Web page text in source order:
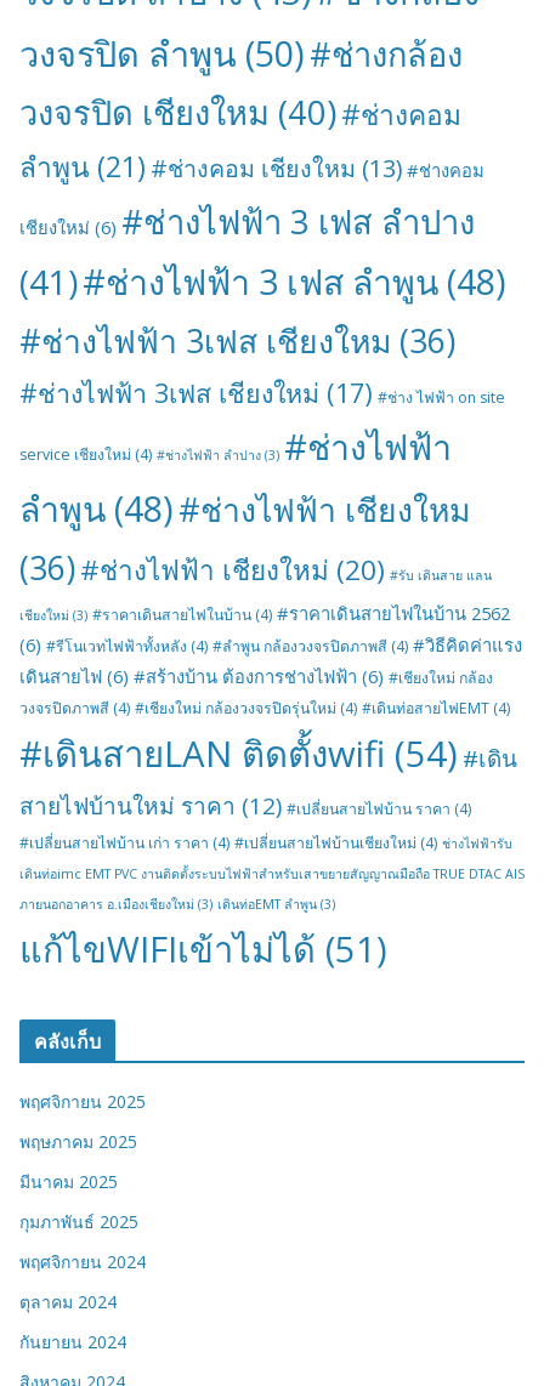
วงจรปิด ลำพูน (50)#ช่างกล้อง
วงจรปิด เชียงใหม (40)#ช่างคอม
ลำพูน (21) #ช่างคอม เชียงใหม (13) #ช่างคอม
เชียงใหม่ (6) #ช่างไฟฟ้า 3 เฟส ลำปาง
(41)#ช่างไฟฟ้า 3 เฟส ลำพูน (48)
#ช่างไฟฟ้า 3เฟส เชียงใหม (36)
#ช่างไฟฟ้า 3เฟส เชียงใหม่ (17) #ช่าง ไฟฟ้า on site
service เชียงใหม่ (4) #ช่างไฟฟ้า ลำปาง (3) #ช่างไฟฟ้า
ลำพูน (48)#ช่างไฟฟ้า เชียงใหม
(36)#ช่างไฟฟ้า เชียงใหม่ (20) #รับ เดินสาย แลน
เชียงใหม่ (3) #ราคาเดินสายไฟในบ้าน (4) #ราคาเดินสายไฟในบ้าน 2562
(6) #รีโนเวทไฟฟ้าทั้งหลัง (4) #ลำพูน กล้องวงจรปิดภาพสี (4) #วิธีคิดค่าแรง
เดินสายไฟ (6) #สร้างบ้าน ต้องการช่างไฟฟ้า (6) #เชียงใหม่ กล้อง
วงจรปิดภาพสี (4) #เชียงใหม่ กล้องวงจรปิดรุ่นใหม่ (4) #เดินท่อสายไฟEMT (4)
#เดินสายLAN ติดตั้งwifi (54) #เดิน
สายไฟบ้านใหม่ ราคา (12) #เปลี่ยนสายไฟบ้าน ราคา (4)
#เปลี่ยนสายไฟบ้าน เก่า ราคา (4) #เปลี่ยนสายไฟบ้านเชียงใหม่ (4) ช่างไฟฟ้ารับ
เดินท่อimc EMT PVC งานติดตั้งระบบไฟฟ้าสำหรับเสาขยายสัญญาณมือถือ TRUE DTAC AIS
ภายนอกอาคาร อ.เมืองเชียงใหม่ (3) เดินท่อEMT ลำพูน (3)
แก้ไขWIFIเข้าไม่ได้ (51)
คลังเก็บ
พฤศจิกายน 2025
พฤษภาคม 2025
มีนาคม 2025
กุมภาพันธ์ 2025
พฤศจิกายน 2024
ตุลาคม 2024
กันยายน 2024